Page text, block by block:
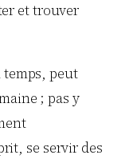
et trouver
temps, peut
; pas y
se servir des